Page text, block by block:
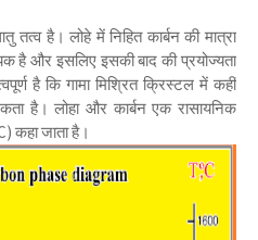
तत्व है। लोहे में निहित कार्बन की मात्रा
है और इसलिए इसकी बाद की प्रयोज्यता
है कि गामा मिश्रित क्रिस्टल में कहीं
है। लोहा और कार्बन एक रासायनिक
कहा जाता है।